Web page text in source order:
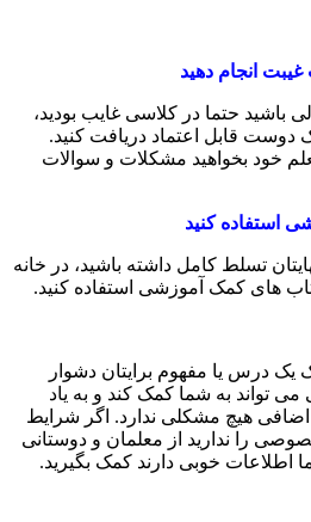
انجام دهید
باشید حتما در کلاسی غایب بودید،
دوست قابل اعتماد دریافت کنید.
خود بخواهید مشکلات و سوالات
استفاده کنید
تسلط کامل داشته باشید، در خانه
های کمک آموزشی استفاده کنید.
درس یا مفهوم برایتان دشوار
تواند به شما کمک کند و به یاد
اضافی هیچ مشکلی ندارد. اگر شرایط
را ندارید از معلمان و دوستانی
اطلاعات خوبی دارند کمک بگیرید.